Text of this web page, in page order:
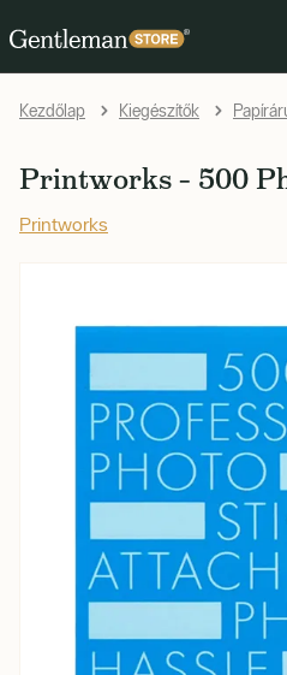
Kezdőlap Kiegészítők
Printworks – 500
Printworks